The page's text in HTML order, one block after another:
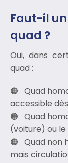
Faut-il
quad ?
Oui, dans
quad :
Quad
accessible
Quad
(voiture) ou le
Quad non
mais